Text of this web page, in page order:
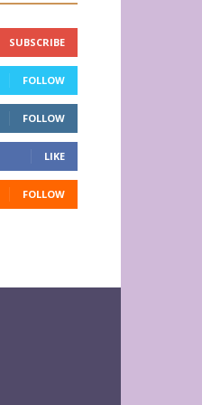
SUBSCRIBE
FOLLOW
FOLLOW
LIKE
FOLLOW